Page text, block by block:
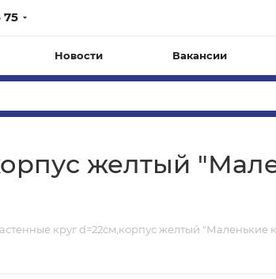
75
Новости Вакансии
желтый
круг d=22см,корпус желтый "Маленькие